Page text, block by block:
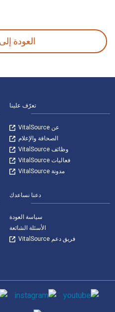
العودة
تعرّف علينا
عن VitalSource
الصحافة والإعلام
وظائف VitalSource
فعاليات VitalSource
مدونة VitalSource
دعنا نساعدك
سياسة العودة
الأسئلة الشائعة
فريق دعم VitalSource
وسائل التواصل الاجتماعي